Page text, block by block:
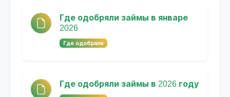
Где одобряли займы в январе
2026
Где одобряли
Где одобряли займы в 2026 году